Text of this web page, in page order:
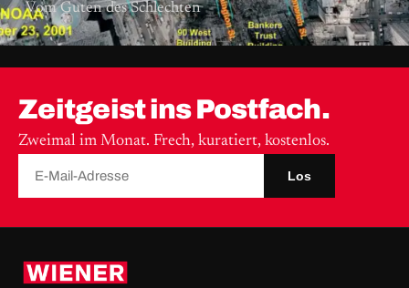
Vom Guten des Schlechten
Zeitgeist ins Postfach.
Zweimal im Monat. Frech, kuratiert, kostenlos.
Los